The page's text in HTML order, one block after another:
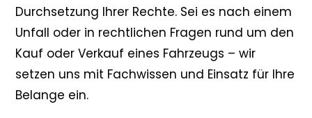
Durchsetzung Ihrer Rechte. Sei es nach einem
Unfall oder in rechtlichen Fragen rund um den
Kauf oder Verkauf eines Fahrzeugs – wir
setzen uns mit Fachwissen und Einsatz für Ihre
Belange ein.